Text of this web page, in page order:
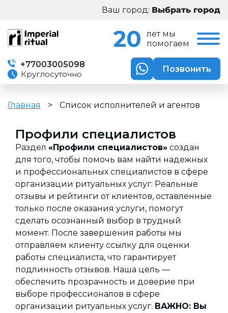
Ваш город:
20
лет мы
помогаем
+77003005098
Круглосуточно
Позвонить
Главная > Список исполнителей и агентов
Профили специалистов
Раздел «Профили специалистов» создан
для того, чтобы помочь вам найти надежных
и профессиональных специалистов в сфере
организации ритуальных услуг. Реальные
отзывы и рейтинги от клиентов, оставленные
только после оказания услуги, помогут
сделать осознанный выбор в трудный
момент. После завершения работы мы
отправляем клиенту ссылку для оценки
работы специалиста, что гарантирует
подлинность отзывов. Наша цель —
обеспечить прозрачность и доверие при
выборе профессионалов в сфере
организации ритуальных услуг. ВАЖНО: Вы